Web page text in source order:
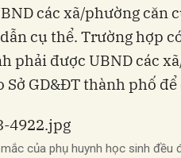
các xã/phường căn
cụ thể. Trường hợp
phải được UBND các
Sở GD&ĐT thành phố
của phụ huynh học sinh đều